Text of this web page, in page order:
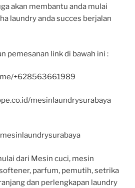
akan membantu anda mulai
laundry anda succes berjalan
pemesanan link di bawah ini :
+628563661989
mesinlaundrysurabaya
dari Mesin cuci, mesin
parfum, pemutih, setrika
dan perlengkapan laundry